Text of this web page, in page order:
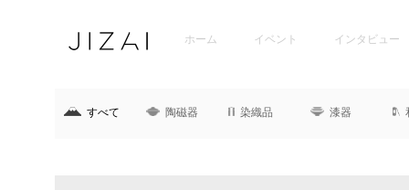
ホーム イベント インタビュー
すべて 陶磁器 染織品 漆器